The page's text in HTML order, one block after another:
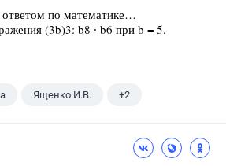
по математике…
(3b)3: b8 ∙ b6 при b = 5.
Ященко И.В. +2